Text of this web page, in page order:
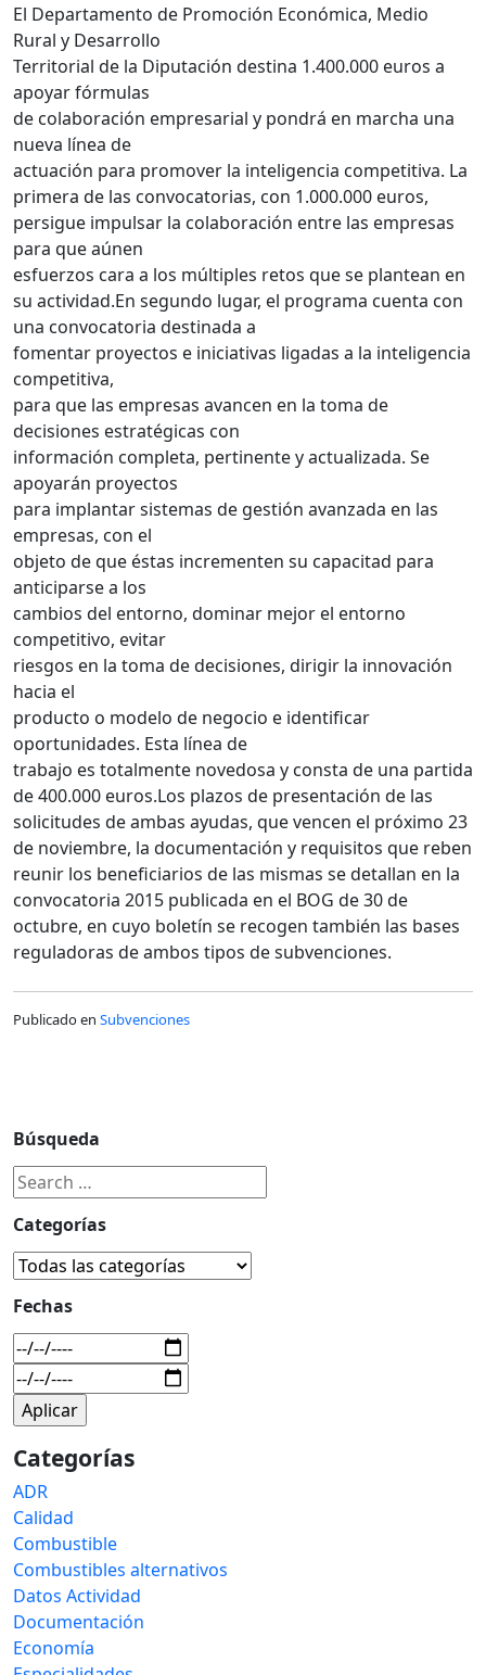
El Departamento de Promoción Económica, Medio
Rural y Desarrollo
Territorial de la Diputación destina 1.400.000 euros a
apoyar fórmulas
de colaboración empresarial y pondrá en marcha una
nueva línea de
actuación para promover la inteligencia competitiva. La
primera de las convocatorias, con 1.000.000 euros,
persigue impulsar la colaboración entre las empresas
para que aúnen
esfuerzos cara a los múltiples retos que se plantean en
su actividad.En segundo lugar, el programa cuenta con
una convocatoria destinada a
fomentar proyectos e iniciativas ligadas a la inteligencia
competitiva,
para que las empresas avancen en la toma de
decisiones estratégicas con
información completa, pertinente y actualizada. Se
apoyarán proyectos
para implantar sistemas de gestión avanzada en las
empresas, con el
objeto de que éstas incrementen su capacitad para
anticiparse a los
cambios del entorno, dominar mejor el entorno
competitivo, evitar
riesgos en la toma de decisiones, dirigir la innovación
hacia el
producto o modelo de negocio e identificar
oportunidades. Esta línea de
trabajo es totalmente novedosa y consta de una partida
de 400.000 euros.Los plazos de presentación de las
solicitudes de ambas ayudas, que vencen el próximo 23
de noviembre, la documentación y requisitos que reben
reunir los beneficiarios de las mismas se detallan en la
convocatoria 2015 publicada en el BOG de 30 de
octubre, en cuyo boletín se recogen también las bases
reguladoras de ambos tipos de subvenciones.
Publicado en Subvenciones
Búsqueda
Categorías
Fechas
Categorías
ADR
Calidad
Combustible
Combustibles alternativos
Datos Actividad
Documentación
Economía